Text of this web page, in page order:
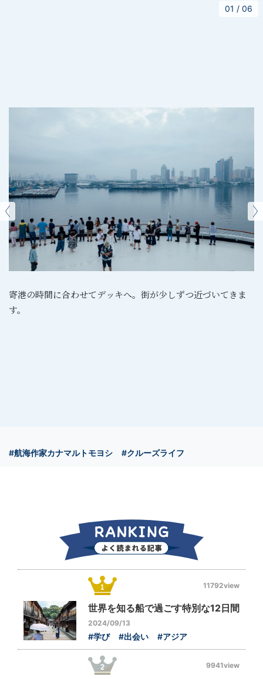
寄港の時間に合わせてデッキへ。街が少しずつ近づいてきま
す。
01 / 06
#航海作家カナマルトモヨシ #クルーズライフ
11792view
世界を知る船で過ごす特別な12日間
2024/09/13
#学び #出会い #アジア
9941view